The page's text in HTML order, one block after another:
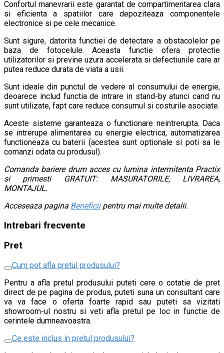
Confortul manevrarii este garantat de compartimentarea clara
si eficienta a spatiilor care depoziteaza componentele
electronice si pe cele mecanice.
Sunt sigure, datorita functiei de detectare a obstacolelor pe
baza de fotocelule. Aceasta functie ofera protectie
utilizatorilor si previne uzura accelerata si defectiunile care ar
putea reduce durata de viata a usii.
Sunt ideale din punctul de vedere al consumului de energie,
deoarece includ functia de intrare in stand-by atunci cand nu
sunt utilizate, fapt care reduce consumul si costurile asociate.
Aceste sisteme garanteaza o functionare neintrerupta. Daca
se intrerupe alimentarea cu energie electrica, automatizarea
functioneaza cu baterii (acestea sunt optionale si poti sa le
comanzi odata cu produsul).
Comanda bariere drum acces cu lumina intermitenta Practix
si primesti GRATUIT: MASURATORILE, LIVRAREA,
MONTAJUL.
Acceseaza pagina Beneficiipentru mai multe detalii.
Intrebari frecvente
Pret
Cum pot afla pretul produsului?
Pentru a afla pretul produsului puteti cere o cotatie de pret
direct de pe pagina de produs, puteti suna un consultant care
va va face o oferta foarte rapid sau puteti sa vizitati
showroom-ul nostru si veti afla pretul pe loc in functie de
cerintele dumneavoastra.
Ce este inclus in pretul produsului?